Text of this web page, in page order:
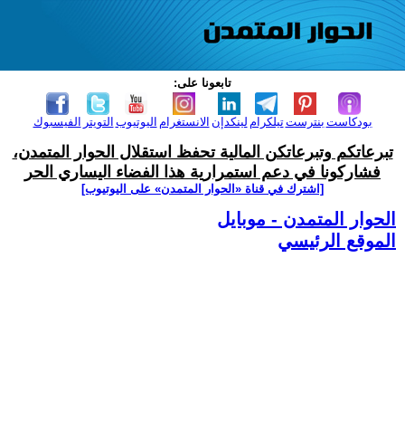
تابعونا على:
الفيسبوك التويتر اليوتيوب الانستغرام لينكدإن تيلكرامبنترست بودكاست
تبرعاتكم وتبرعاتكن المالية تحفظ استقلال الحوار المتمدن،
فشاركونا في دعم استمرارية هذا الفضاء اليساري الحر
[اشترك في قناة ‫«الحوار المتمدن» على اليوتيوب]
الحوار المتمدن - موبايل
الموقع الرئيسي